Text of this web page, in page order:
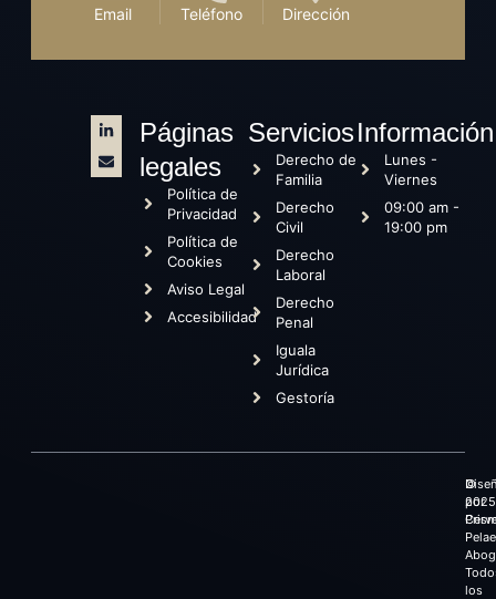
Email Teléfono Dirección
Páginas
legales
Política de
Privacidad
Política de
Cookies
Aviso Legal
Accesibilidad
Servicios
Derecho de
Familia
Derecho
Civil
Derecho
Laboral
Derecho
Penal
Iguala
Jurídica
Gestoría
Información
Lunes -
Viernes
09:00 am -
19:00 pm
©
los
por